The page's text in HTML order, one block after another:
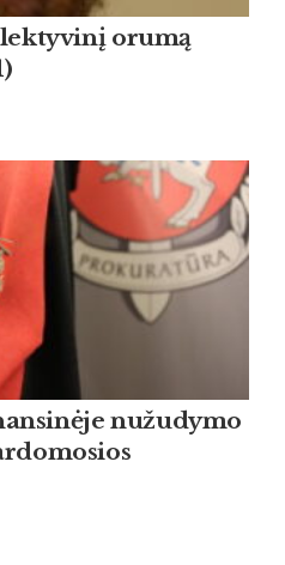
orumą
nužudymo